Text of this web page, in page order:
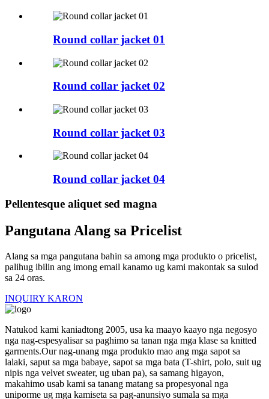
Round collar jacket 01
Round collar jacket 02
Round collar jacket 03
Round collar jacket 04
Pellentesque aliquet sed magna
Pangutana Alang sa Pricelist
Alang sa mga pangutana bahin sa among mga produkto o pricelist,
palihug ibilin ang imong email kanamo ug kami makontak sa sulod
sa 24 oras.
INQUIRY KARON
Natukod kami kaniadtong 2005, usa ka maayo kaayo nga negosyo
nga nag-espesyalisar sa paghimo sa tanan nga mga klase sa knitted
garments.Our nag-unang mga produkto mao ang mga sapot sa
lalaki, saput sa mga babaye, sapot sa mga bata (T-shirt, polo, suit ug
nipis nga velvet sweater, ug uban pa), sa samang higayon,
makahimo usab kami sa tanang matang sa propesyonal nga
uniporme ug mga kamiseta sa pag-anunsiyo sumala sa mga